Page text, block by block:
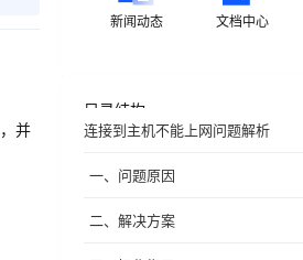
并
新闻动态 文档中心
目录结构
连接到主机不能上网问题解析
一、问题原因
二、解决方案